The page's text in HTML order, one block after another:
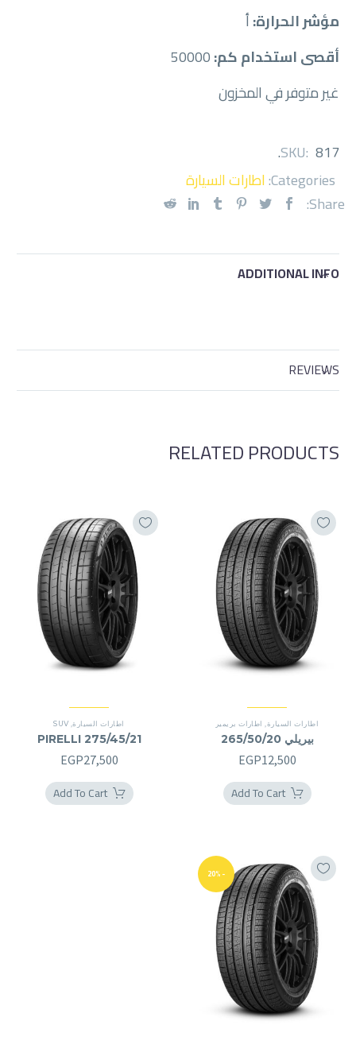
مؤشر الحرارة:أ
أقصى استخدام كم:
غير متوفر في المخزون
SKU: 817
.
Categories: اطارات السيارة
Share:
ADDITIONAL INFO
REVIEWS
RELATED PRODUCTS
اطارات السيارة, اطارات بريمير
بيريلي 265/50/20
EGP12,500
Add To Cart
اطارات السيارة,
SUV
PIRELLI 275/45/21
EGP27,500
Add To Cart
-20%